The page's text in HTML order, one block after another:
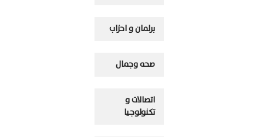
برلمان و احزاب
صحه وجمال
اتصالات و
تكنولوجيا